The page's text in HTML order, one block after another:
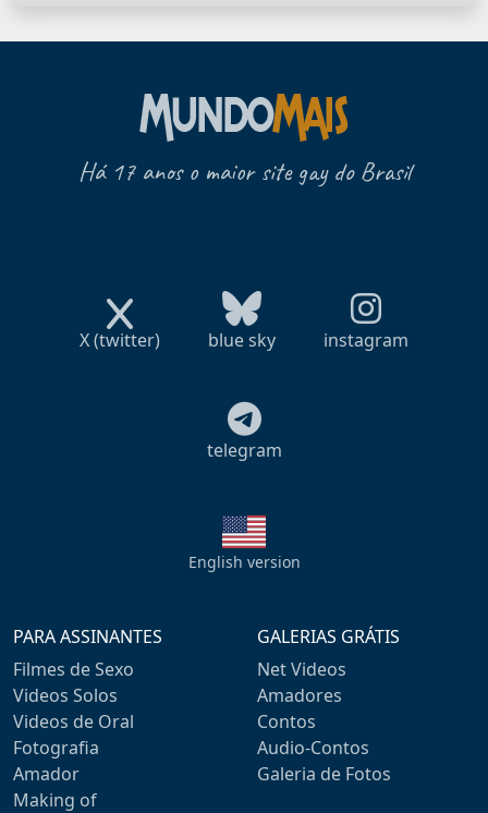
Há 17 anos o maior site gay do Brasil
X (twitter) blue sky instagram
telegram
English version
PARA ASSINANTES
Filmes de Sexo
Videos Solos
Videos de Oral
Fotografia
Amador
Making of
GALERIAS GRÁTIS
Net Videos
Amadores
Contos
Audio-Contos
Galeria de Fotos